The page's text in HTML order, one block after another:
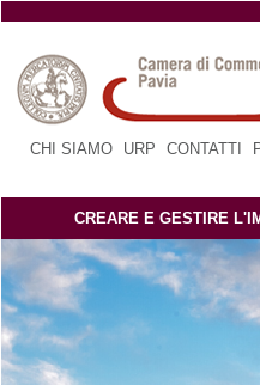
CHI SIAMO URP CONTATTI
CREARE E GESTIRE